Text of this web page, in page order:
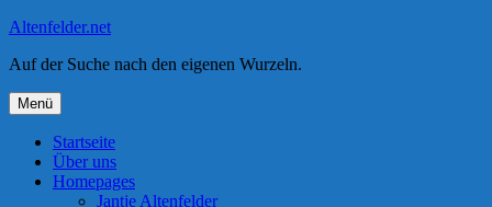
Zum
springen
Altenfelder.net
Auf der Suche nach den eigenen Wurzeln.
Menü
Startseite
Über uns
Homepages
Jantje Altenfelder